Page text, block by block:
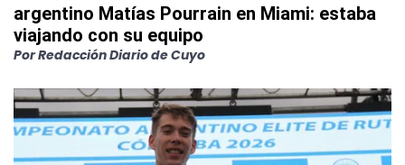
argentino Matías Pourrain en Miami: estaba
viajando con su equipo
PorRedacción Diario de Cuyo